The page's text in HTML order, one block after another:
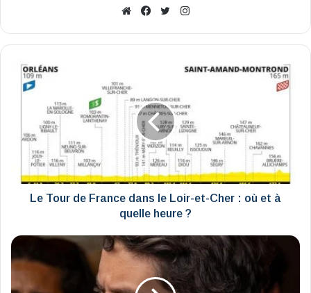
WebsiteFacebook
X
Le
Tour
Loir-
Cher
à
quelle
heure
Le Tour de France dans le Loir-et-Cher : où et à
quelle heure ?
Emmanuel
Macron
demande
à